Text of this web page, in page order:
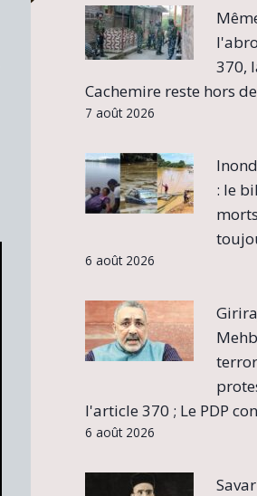
370,
Cachemire reste hors
7 août 2026
: le
6 août 2026
l'article 370 ; Le PDP
6 août 2026